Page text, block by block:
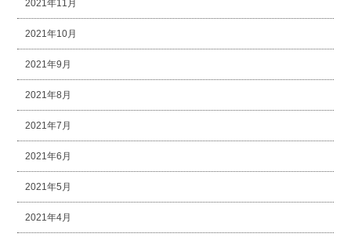
2021年11月
2021年10月
2021年9月
2021年8月
2021年7月
2021年6月
2021年5月
2021年4月